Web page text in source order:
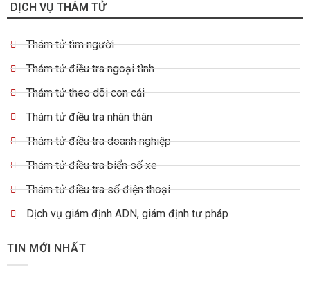
DỊCH VỤ THÁM TỬ
Thám tử tìm người
Thám tử điều tra ngoại tình
Thám tử theo dõi con cái
Thám tử điều tra nhân thân
Thám tử điều tra doanh nghiệp
Thám tử điều tra biển số xe
Thám tử điều tra số điện thoại
Dịch vụ giám định ADN, giám định tư pháp
TIN MỚI NHẤT